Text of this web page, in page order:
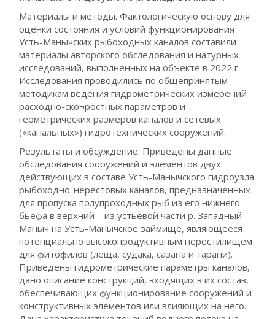
Материалы и методы. Фактологическую основу для
оценки состояния и условий функционирования
Усть-Манычских рыбоходных каналов составили
материалы авторского обследования и натурных
исследований, выполненных на объекте в 2022 г.
Исследования проводились по общепринятым
методикам ведения гидрометрических измерений
расходно-ско¬ростных параметров и
геометрических размеров каналов и сетевых
(«канальных») гидротехнических сооружений.
Результаты и обсуждение. Приведены данные
обследования сооружений и элементов двух
действующих в составе Усть-Манычского гидроузла
рыбоходно-нерестовых каналов, предназначенных
для пропуска полупроходных рыб из его нижнего
бьефа в верхний – из устьевой части р. Западный
Маныч на Усть-Манычское займище, являющееся
потенциально высокопродуктивным нерестилищем
для фитофилов (леща, судака, сазана и тарани).
Приведены гидрометрические параметры каналов,
дано описание конструкций, входящих в их состав,
обеспечивающих функционирование сооружений и
конструктивных элементов или влияющих на него.